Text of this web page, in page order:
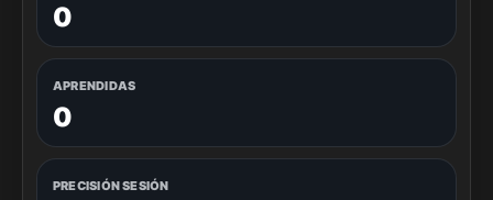
0
APRENDIDAS
0
PRECISIÓN SESIÓN